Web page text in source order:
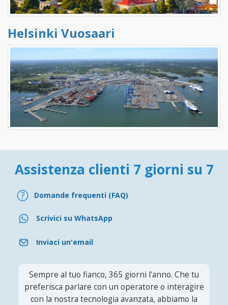
Helsinki Vuosaari
Assistenza clienti 7 giorni su 7
Domande frequenti (FAQ)
Scrivici su WhatsApp
Inviaci un'email
Sempre al tuo fianco, 365 giorni l'anno. Che tu
preferisca parlare con un operatore o interagire
con la nostra tecnologia avanzata, abbiamo la